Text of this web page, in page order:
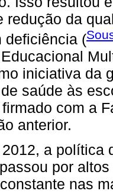
redução da
deficiência (
iniciativa da
saúde às
com a
anterior.
a política
por
nas